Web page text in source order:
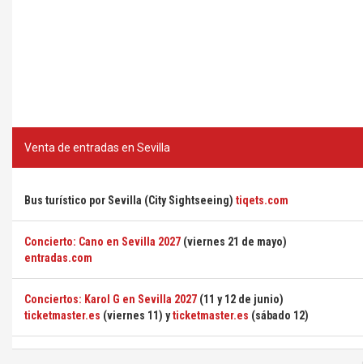
Venta de entradas en Sevilla
Bus turístico por Sevilla (City Sightseeing) tiqets.com
Concierto: Cano en Sevilla 2027 (viernes 21 de mayo)
entradas.com
Conciertos: Karol G en Sevilla 2027 (11 y 12 de junio)
ticketmaster.es (viernes 11) yticketmaster.es (sábado 12)